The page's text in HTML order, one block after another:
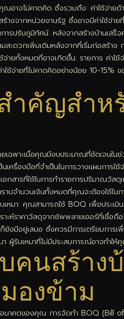
ณอาจไม่คาดคิด ซึ่งรวมถึง: ค่าใช้จ่า
จากหน่วยงานรัฐ ซึ่งอาจมีค่าใช้จ่า
ารปรับภูมิทัศน์: หลังจากสร้างบ้านเ
ะดวกเพิ่มเติมหลังจากที่เริ่มก่อสร้า
ายทั้งหมดที่อาจเกิดขึ้น: รายการ ค่
ายที่ไม่คาดคิดอย่างน้อย 10-15% ข
ำคัญสำห
เฉพาะเมื่อคุณมีงบประมาณที่ชัดเจน
องมือที่จำเป็นในการวางแผนการใ
สารที่ใช้ในการทำรายการปริมาณวั
จำนวนเงินทั้งหมดที่คุณจะต้องใช้ใน
เหมา: คุณสามารถใช้ BOQ เพื่อปร
ห์ราคาวัสดุจากซัพพลายเออร์ที่เชื่อ
มีอยู่เสมอ ซึ่งควรมีการเตรียมการ
ผู้รับเหมาที่ไม่มีประสบการณ์อาจท
คนสร้าง
องข้าม
นาคตของคุณ การจัดทำ BOQ (Bill